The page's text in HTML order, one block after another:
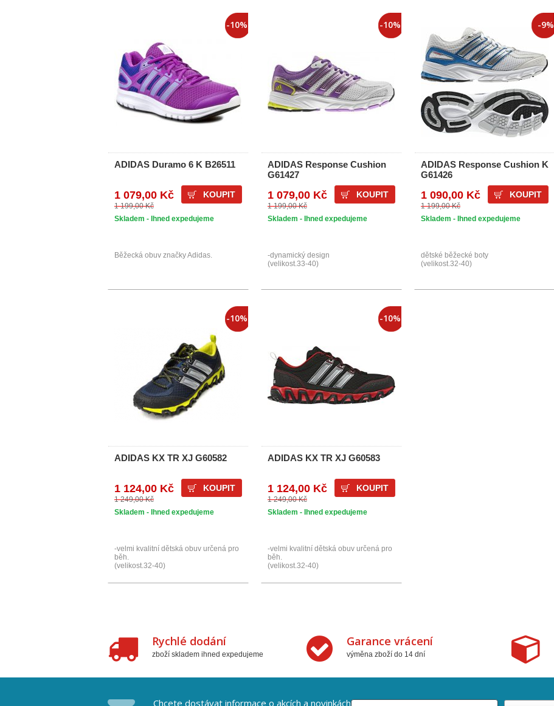
-10%
ADIDAS Duramo 6 K B26511
1 079,00 Kč
1 199,00 Kč
KOUPIT
Skladem - Ihned expedujeme
Běžecká obuv značky Adidas.
-10%
ADIDAS Response Cushion
G61427
1 079,00 Kč
1 199,00 Kč
KOUPIT
Skladem - Ihned expedujeme
-dynamický design
(velikost.33-40)
-9%
ADIDAS Response Cushion K
G61426
1 090,00 Kč
1 199,00 Kč
KOUPIT
Skladem - Ihned expedujeme
dětské běžecké boty
(velikost.32-40)
-10%
ADIDAS KX TR XJ G60582
1 124,00 Kč
1 249,00 Kč
KOUPIT
Skladem - Ihned expedujeme
-velmi kvalitní dětská obuv určená pro
běh.
(velikost.32-40)
-10%
ADIDAS KX TR XJ G60583
1 124,00 Kč
1 249,00 Kč
KOUPIT
Skladem - Ihned expedujeme
-velmi kvalitní dětská obuv určená pro
běh.
(velikost.32-40)
Rychlé dodání
zboží skladem ihned expedujeme
Garance vrácení
výměna zboží do 14 dní
Chcete dostávat informace o akcích a novinkách